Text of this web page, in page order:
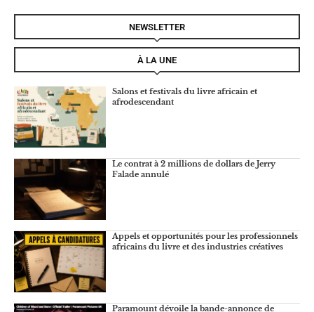
NEWSLETTER
À LA UNE
Salons et festivals du livre africain et
afrodescendant
Le contrat à 2 millions de dollars de Jerry
Falade annulé
Appels et opportunités pour les professionnels
africains du livre et des industries créatives
Paramount dévoile la bande-annonce de